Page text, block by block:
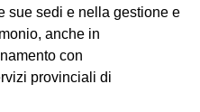
sue sedi e nella gestione e
anche in
con
provinciali di